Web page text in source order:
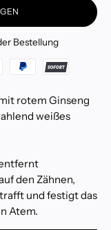
Bestellung
rotem Ginseng
weißes
den Zähnen,
und festigt das
Atem.